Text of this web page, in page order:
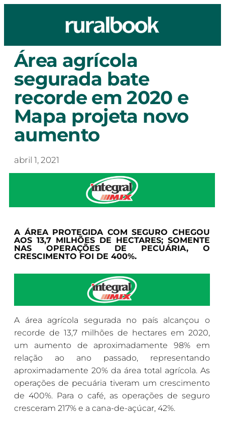
Área agrícola
segurada bate
recorde em 2020 e
Mapa projeta novo
aumento
abril 1, 2021
A ÁREA PROTEGIDA COM SEGURO CHEGOU
AOS 13,7 MILHÕES DE HECTARES; SOMENTE
NAS OPERAÇÕES DE PECUÁRIA, O
CRESCIMENTO FOI DE 400%.
A área agrícola segurada no país alcançou o
recorde de 13,7 milhões de hectares em 2020,
um aumento de aproximadamente 98% em
relação ao ano passado, representando
aproximadamente 20% da área total agrícola. As
operações de pecuária tiveram um crescimento
de 400%. Para o café, as operações de seguro
cresceram 217% e a cana-de-açúcar, 42%.